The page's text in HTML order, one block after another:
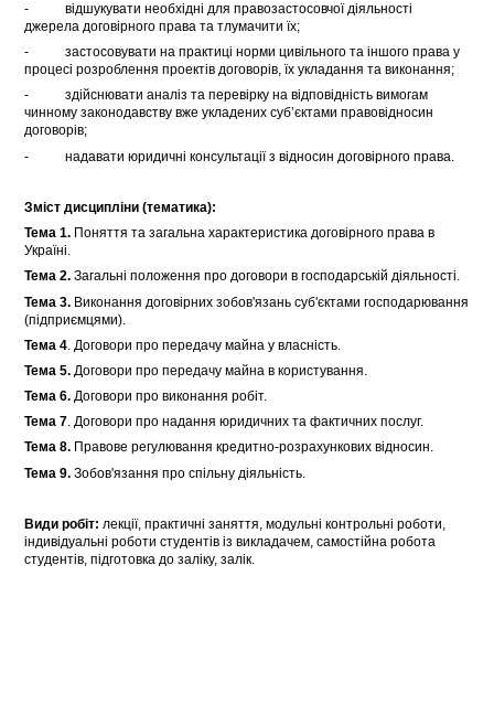
- відшукувати необхідні для правозастосовчої діяльності
джерела договірного права та тлумачити їх;
- застосовувати на практиці норми цивільного та іншого права у
процесі розроблення проектів договорів, їх укладання та виконання;
- здійснювати аналіз та перевірку на відповідність вимогам
чинному законодавству вже укладених суб’єктами правовідносин
договорів;
- надавати юридичні консультації з відносин договірного права.
Зміст дисципліни (тематика):
Тема 1. Поняття та загальна характеристика договірного права в
Україні.
Тема 2. Загальні положення про договори в господарській діяльності.
Тема 3. Виконання договірних зобов'язань суб'єктами господарювання
(підприємцями).
Тема 4 . Договори про передачу майна у власність.
Тема 5. Договори про передачу майна в користування.
Тема 6.Договори про виконання робіт.
Тема 7. Договори про надання юридичних та фактичних послуг.
Тема 8. Правове регулювання кредитно-розрахункових відносин.
Тема 9. Зобов'язання про спільну діяльність.
Види робіт: лекції, практичні заняття, модульні контрольні роботи,
індивідуальні роботи студентів із викладачем, самостійна робота
студентів, підготовка до заліку, залік.